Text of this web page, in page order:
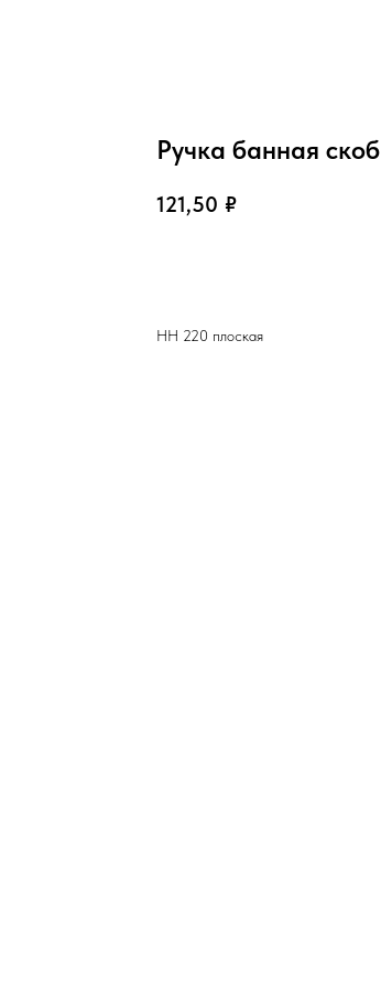
Ручка банная
121,50 ₽
НН 220 плоская